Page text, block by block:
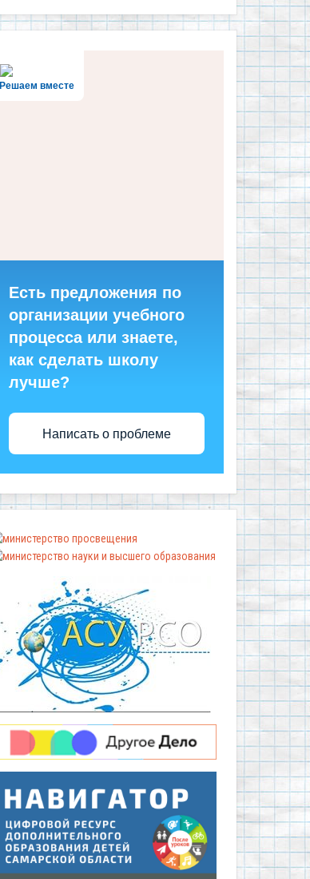
Решаем вместе
Есть предложения по
организации учебного
процесса или знаете,
как сделать школу
лучше?
Написать о проблеме